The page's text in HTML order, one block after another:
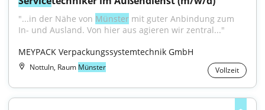
"...in der Nähe von Münster mit guter Anbindung zum
In- und Ausland. Von hier aus agieren wir zentral..."
MEYPACK Verpackungssystemtechnik GmbH
Nottuln, Raum Münster Vollzeit